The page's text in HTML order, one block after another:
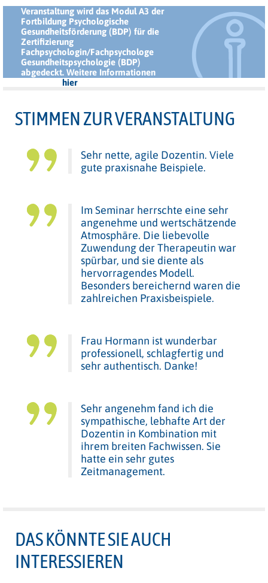
Veranstaltung wird das Modul A3 der
Fortbildung Psychologische
Gesundheitsförderung (BDP) für die
Zertifizierung
Fachpsychologin/Fachpsychologe
Gesundheitspsychologie (BDP)
abgedeckt. Weitere Informationen
hier.
STIMMEN ZUR VERANSTALTUNG
Sehr nette, agile Dozentin. Viele
gute praxisnahe Beispiele.
Im Seminar herrschte eine sehr
angenehme und wertschätzende
Atmosphäre. Die liebevolle
Zuwendung der Therapeutin war
spürbar, und sie diente als
hervorragendes Modell.
Besonders bereichernd waren die
zahlreichen Praxisbeispiele.
Frau Hormann ist wunderbar
professionell, schlagfertig und
sehr authentisch. Danke!
Sehr angenehm fand ich die
sympathische, lebhafte Art der
Dozentin in Kombination mit
ihrem breiten Fachwissen. Sie
hatte ein sehr gutes
Zeitmanagement.
DAS KÖNNTE SIE AUCH
INTERESSIEREN